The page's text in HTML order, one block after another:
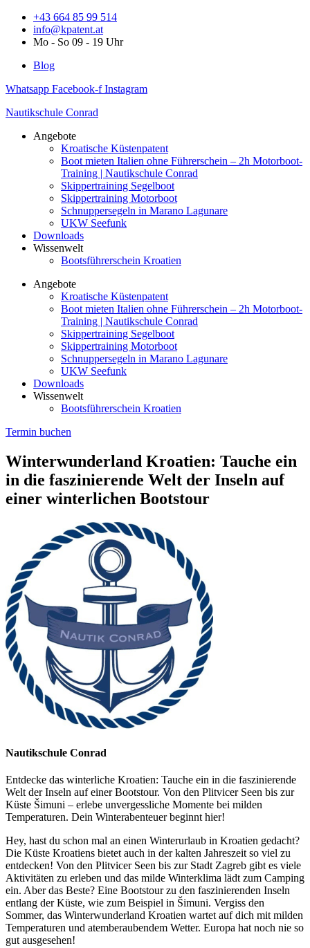
Zum
Inhalt
springen
+43 664 85 99 514
info@kpatent.at
Mo - So 09 - 19 Uhr
Blog
Whatsapp Facebook-f Instagram
Nautikschule Conrad
Angebote
Kroatische Küstenpatent
Boot mieten Italien ohne Führerschein – 2h Motorboot-
Training | Nautikschule Conrad
Skippertraining Segelboot
Skippertraining Motorboot
Schnuppersegeln in Marano Lagunare
UKW Seefunk
Downloads
Wissenwelt
Bootsführerschein Kroatien
Angebote
Kroatische Küstenpatent
Boot mieten Italien ohne Führerschein – 2h Motorboot-
Training | Nautikschule Conrad
Skippertraining Segelboot
Skippertraining Motorboot
Schnuppersegeln in Marano Lagunare
UKW Seefunk
Downloads
Wissenwelt
Bootsführerschein Kroatien
Termin buchen
Winterwunderland Kroatien: Tauche ein
in die faszinierende Welt der Inseln auf
einer winterlichen Bootstour
Nautikschule Conrad
Entdecke das winterliche Kroatien: Tauche ein in die faszinierende
Welt der Inseln auf einer Bootstour. Von den Plitvicer Seen bis zur
Küste Šimuni – erlebe unvergessliche Momente bei milden
Temperaturen. Dein Winterabenteuer beginnt hier!
Hey, hast du schon mal an einen Winterurlaub in Kroatien gedacht?
Die Küste Kroatiens bietet auch in der kalten Jahreszeit so viel zu
entdecken! Von den Plitvicer Seen bis zur Stadt Zagreb gibt es viele
Aktivitäten zu erleben und das milde Winterklima lädt zum Camping
ein. Aber das Beste? Eine Bootstour zu den faszinierenden Inseln
entlang der Küste, wie zum Beispiel in Šimuni. Vergiss den
Sommer, das Winterwunderland Kroatien wartet auf dich mit milden
Temperaturen und atemberaubendem Wetter. Europa hat noch nie so
gut ausgesehen!